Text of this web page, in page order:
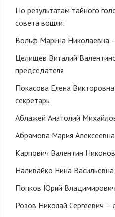
По результатам тайного
совета вошли:
Вольф Марина Николаевна
Целищев Виталий
председателя
Покасова Елена
секретарь
Аблажей Анатолий
Абрамова Мария
Карпович Валентин
Наливайко Нина
Попков Юрий
Розов Николай Сергеевич –